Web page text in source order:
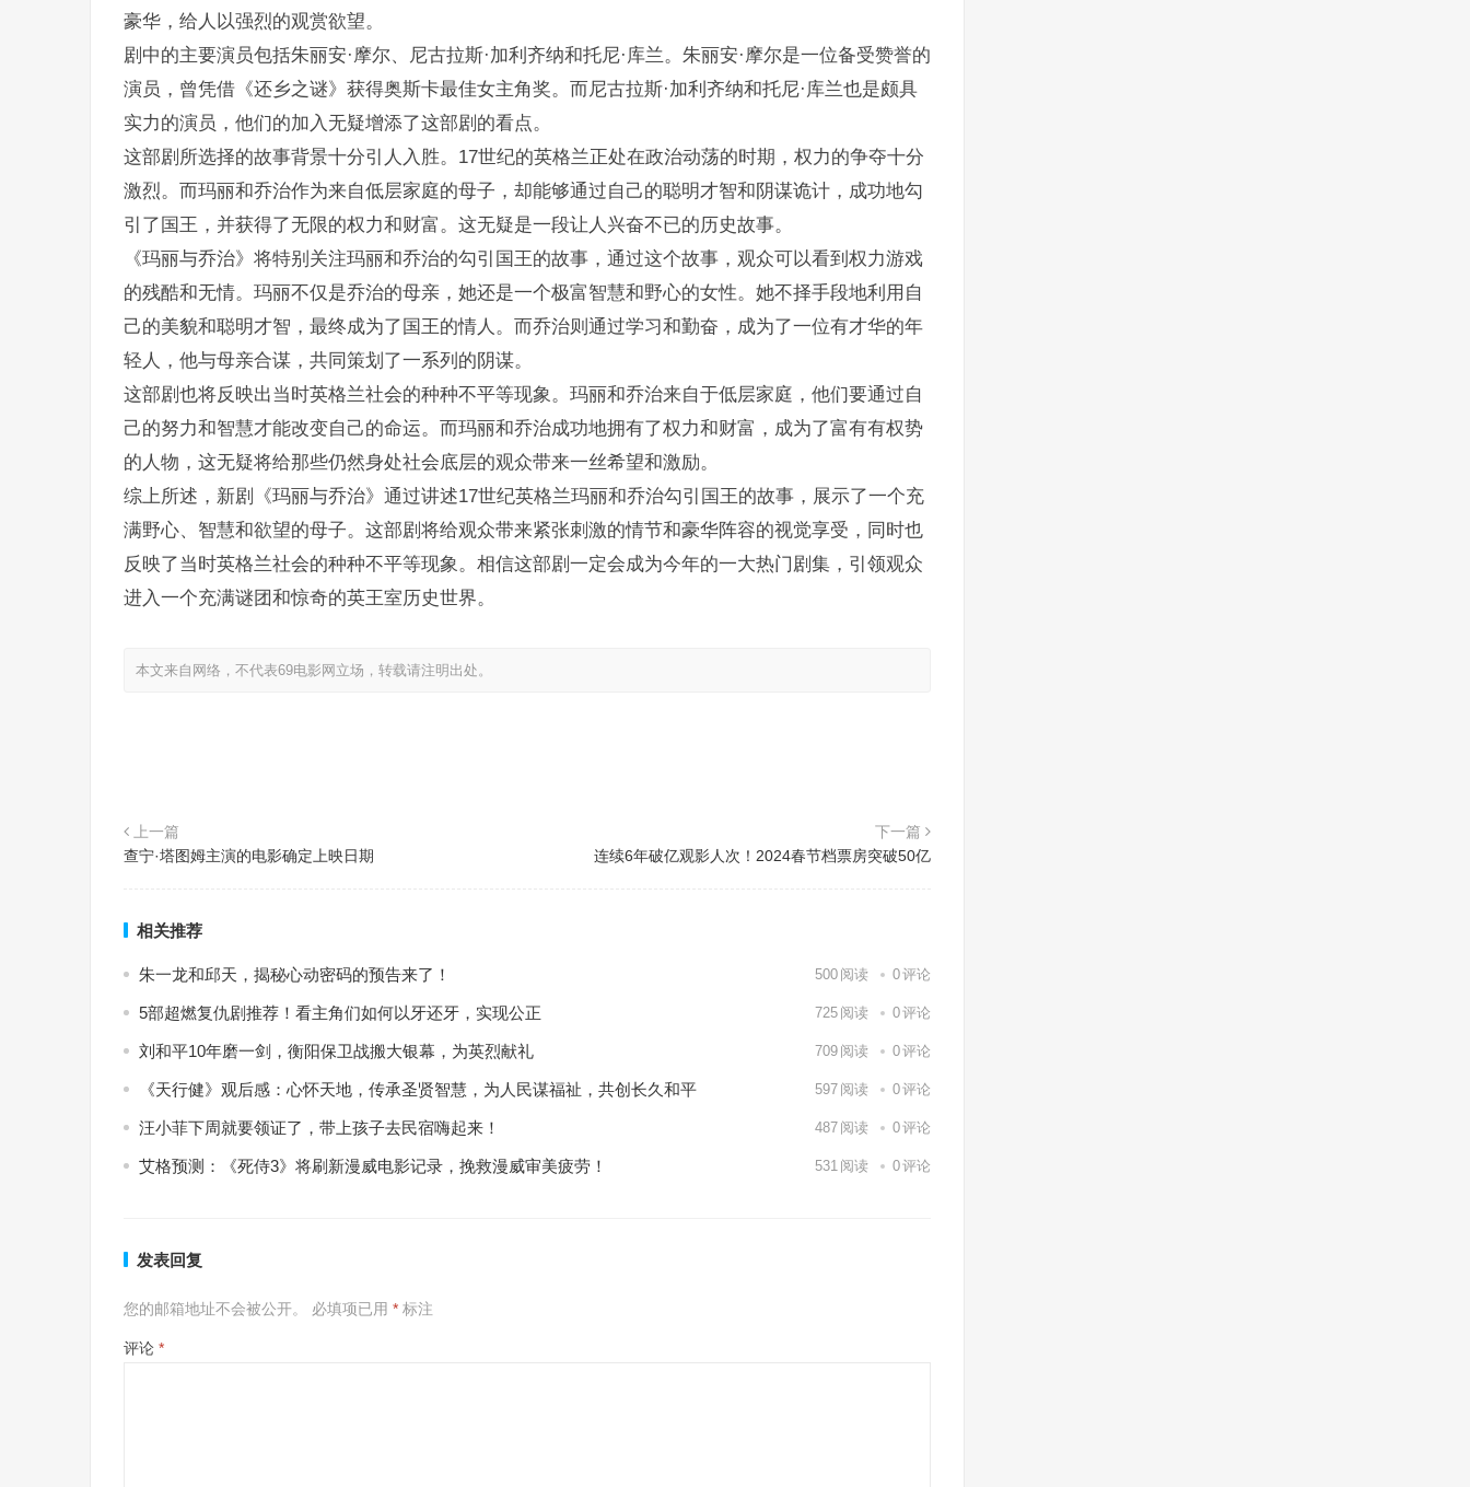
豪华，给人以强烈的观赏欲望。
剧中的主要演员包括朱丽安·摩尔、尼古拉斯·加利齐纳和托尼·库兰。朱丽安·摩尔是一位备受赞誉的
演员，曾凭借《还乡之谜》获得奥斯卡最佳女主角奖。而尼古拉斯·加利齐纳和托尼·库兰也是颇具
实力的演员，他们的加入无疑增添了这部剧的看点。
这部剧所选择的故事背景十分引人入胜。17世纪的英格兰正处在政治动荡的时期，权力的争夺十分
激烈。而玛丽和乔治作为来自低层家庭的母子，却能够通过自己的聪明才智和阴谋诡计，成功地勾
引了国王，并获得了无限的权力和财富。这无疑是一段让人兴奋不已的历史故事。
《玛丽与乔治》将特别关注玛丽和乔治的勾引国王的故事，通过这个故事，观众可以看到权力游戏
的残酷和无情。玛丽不仅是乔治的母亲，她还是一个极富智慧和野心的女性。她不择手段地利用自
己的美貌和聪明才智，最终成为了国王的情人。而乔治则通过学习和勤奋，成为了一位有才华的年
轻人，他与母亲合谋，共同策划了一系列的阴谋。
这部剧也将反映出当时英格兰社会的种种不平等现象。玛丽和乔治来自于低层家庭，他们要通过自
己的努力和智慧才能改变自己的命运。而玛丽和乔治成功地拥有了权力和财富，成为了富有有权势
的人物，这无疑将给那些仍然身处社会底层的观众带来一丝希望和激励。
综上所述，新剧《玛丽与乔治》通过讲述17世纪英格兰玛丽和乔治勾引国王的故事，展示了一个充
满野心、智慧和欲望的母子。这部剧将给观众带来紧张刺激的情节和豪华阵容的视觉享受，同时也
反映了当时英格兰社会的种种不平等现象。相信这部剧一定会成为今年的一大热门剧集，引领观众
进入一个充满谜团和惊奇的英王室历史世界。
本文来自网络，不代表69电影网立场，转载请注明出处。
上一篇
查宁·塔图姆主演的电影确定上映日期
下一篇
连续6年破亿观影人次！2024春节档票房突破50亿
相关推荐
朱一龙和邱天，揭秘心动密码的预告来了！ 500 阅读 0评论
5部超燃复仇剧推荐！看主角们如何以牙还牙，实现公正 725 阅读 0评论
刘和平10年磨一剑，衡阳保卫战搬大银幕，为英烈献礼 709 阅读 0评论
《天行健》观后感：心怀天地，传承圣贤智慧，为人民谋福祉，共创长久和平 597 阅读 0评论
汪小菲下周就要领证了，带上孩子去民宿嗨起来！ 487 阅读 0评论
艾格预测：《死侍3》将刷新漫威电影记录，挽救漫威审美疲劳！ 531 阅读 0评论
发表回复
您的邮箱地址不会被公开。 必填项已用 * 标注
评论 *